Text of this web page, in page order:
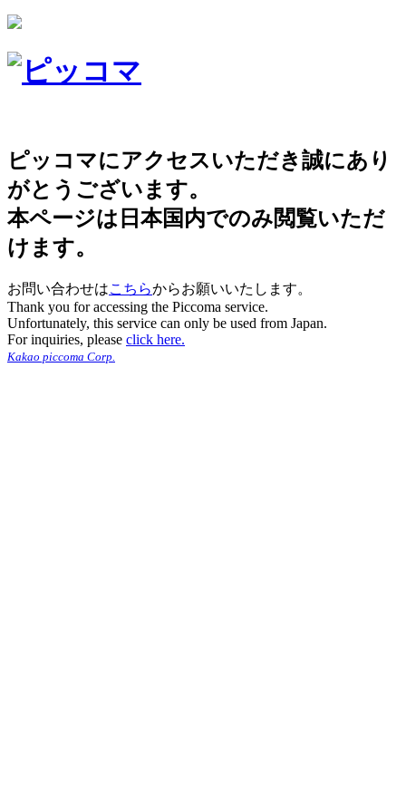
ピッコマにアクセスいただき誠にあり
がとうございます。
本ページは日本国内でのみ閲覧いただ
けます。
お問い合わせはこちらからお願いいたします。
Thank you for accessing the Piccoma service.
Unfortunately, this service can only be used from Japan.
For inquiries, please click here.
Kakao piccoma Corp.